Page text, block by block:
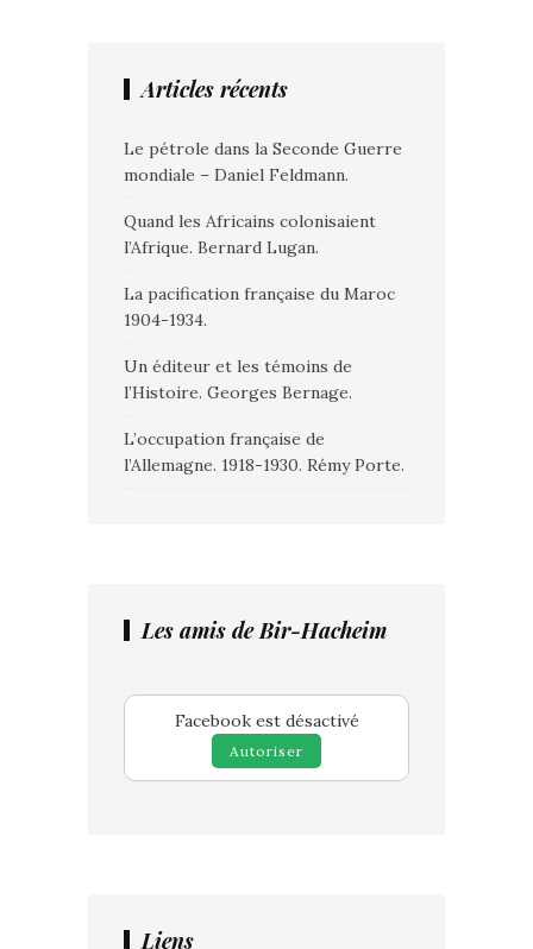
Articles récents
Le pétrole dans la Seconde Guerre
mondiale – Daniel Feldmann.
Quand les Africains colonisaient
l’Afrique. Bernard Lugan.
La pacification française du Maroc
1904-1934.
Un éditeur et les témoins de
l’Histoire. Georges Bernage.
L’occupation française de
l’Allemagne. 1918-1930. Rémy Porte.
Les amis de Bir-Hacheim
Facebook est désactivé
Autoriser
Liens